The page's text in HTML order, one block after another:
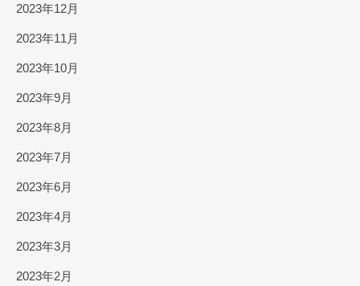
2023年12月
2023年11月
2023年10月
2023年9月
2023年8月
2023年7月
2023年6月
2023年4月
2023年3月
2023年2月